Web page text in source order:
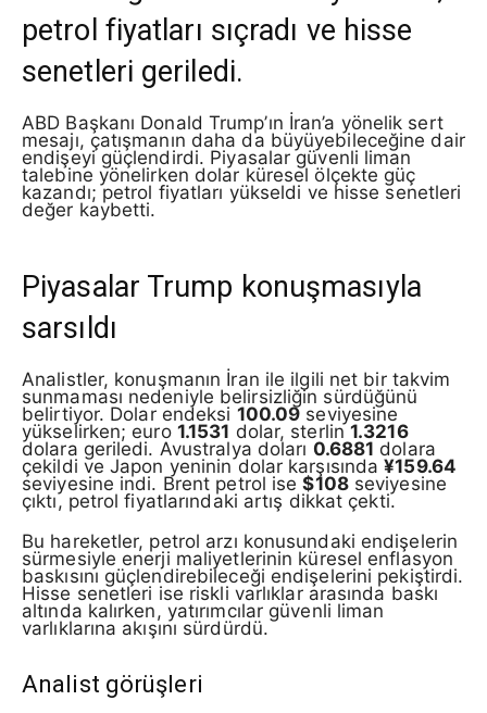
petrol fiyatları sıçradı ve hisse
senetleri geriledi.
ABD Başkanı Donald Trump’ın İran’a yönelik sert
mesajı, çatışmanın daha da büyüyebileceğine dair
endişeyi güçlendirdi. Piyasalar güvenli liman
talebine yönelirken dolar küresel ölçekte güç
kazandı; petrol fiyatları yükseldi ve hisse senetleri
değer kaybetti.
Piyasalar Trump konuşmasıyla
sarsıldı
Analistler, konuşmanın İran ile ilgili net bir takvim
sunmaması nedeniyle belirsizliğin sürdüğünü
belirtiyor. Dolar endeksi 100.09seviyesine
yükselirken; euro 1.1531 dolar, sterlin1.3216
dolara geriledi. Avustralya doları 0.6881 dolara
çekildi ve Japon yeninin dolar karşısında¥159.64
seviyesine indi. Brent petrol ise$108seviyesine
çıktı, petrol fiyatlarındaki artış dikkat çekti.
Bu hareketler, petrol arzı konusundaki endişelerin
sürmesiyle enerji maliyetlerinin küresel enflasyon
baskısını güçlendirebileceği endişelerini pekiştirdi.
Hisse senetleri ise riskli varlıklar arasında baskı
altında kalırken, yatırımcılar güvenli liman
varlıklarına akışını sürdürdü.
Analist görüşleri